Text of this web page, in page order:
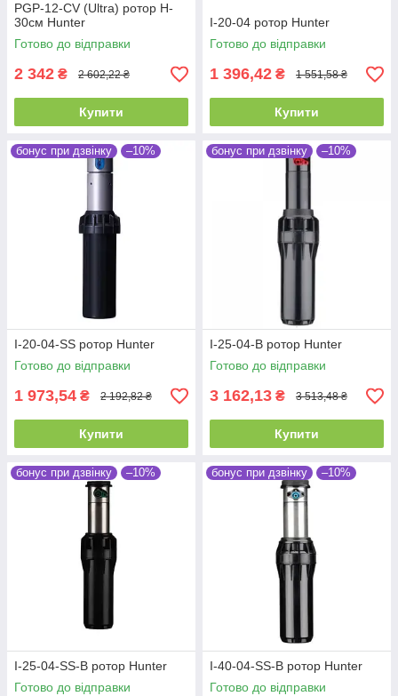
PGP-12-CV (Ultra) ротор H-
30см Hunter
Готово до відправки
2 342 ₴ 2 602,22 ₴
Купити
I-20-04 ротор Hunter
Готово до відправки
1 396,42 ₴ 1 551,58 ₴
Купити
бонус при дзвінку –10%
I-20-04-SS ротор Hunter
Готово до відправки
1 973,54 ₴ 2 192,82 ₴
Купити
бонус при дзвінку –10%
I-25-04-B ротор Hunter
Готово до відправки
3 162,13 ₴ 3 513,48 ₴
Купити
бонус при дзвінку –10%
I-25-04-SS-B ротор Hunter
Готово до відправки
бонус при дзвінку –10%
I-40-04-SS-B ротор Hunter
Готово до відправки